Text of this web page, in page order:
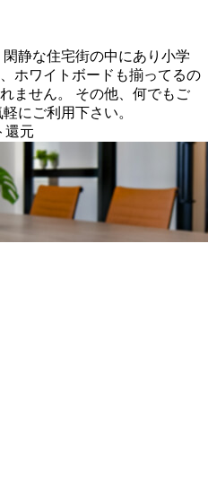
静な住宅街の中にあり小学
ホワイトボードも揃ってるの
ません。 その他、何でもご
にご利用下さい。
還元